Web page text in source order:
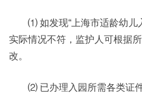
⑴ 如发现“上海市适龄幼儿
实际情况不符，监护人可根据
改。
⑵ 已办理入园所需各类证件